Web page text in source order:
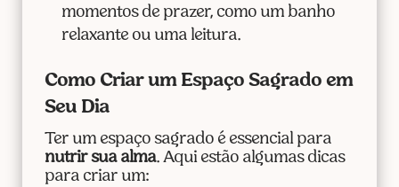
momentos de prazer, como um banho
relaxante ou uma leitura.
Como Criar um Espaço Sagrado em
Seu Dia
Ter um espaço sagrado é essencial para
nutrir sua alma. Aqui estão algumas dicas
para criar um: